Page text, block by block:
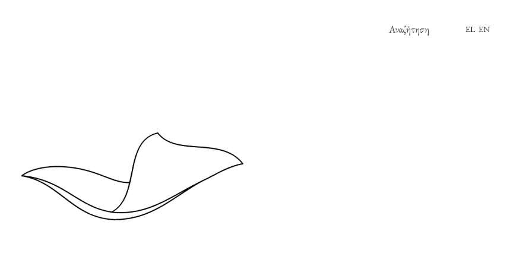
Αναζήτηση EL EN